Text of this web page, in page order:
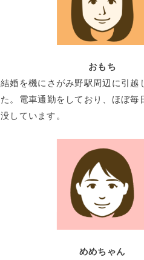
おもち
結婚を機にさがみ野駅周辺に引越
た。電車通勤をしており、ほぼ毎
没しています。
めめちゃん